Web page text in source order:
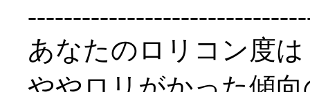
あなたのロリコン度